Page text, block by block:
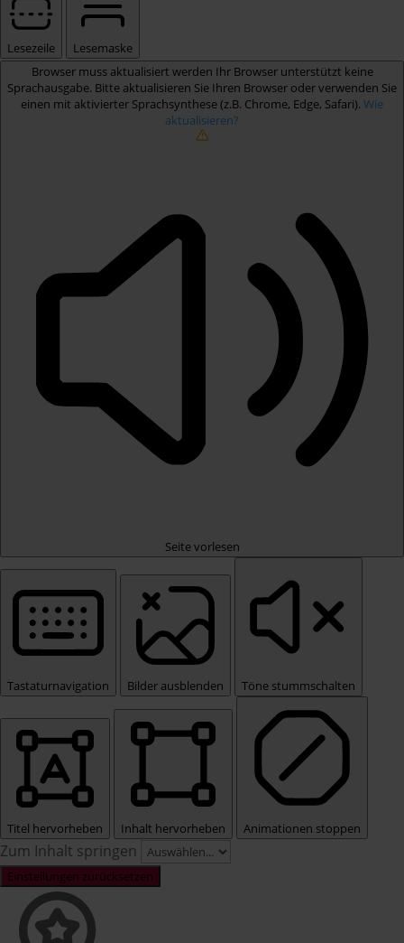
Lesezeile
Lesemaske
Browser muss aktualisiert werden Ihr Browser unterstützt keine
Sprachausgabe. Bitte aktualisieren Sie Ihren Browser oder verwenden Sie
einen mit aktivierter Sprachsynthese (z.B. Chrome, Edge, Safari). Wie
aktualisieren?
Seite vorlesen
Tastaturnavigation Bilder ausblenden Töne stummschalten
Titel hervorheben Inhalt hervorheben Animationen stoppen
Zum Inhalt springen
Einstellungen zurücksetzen